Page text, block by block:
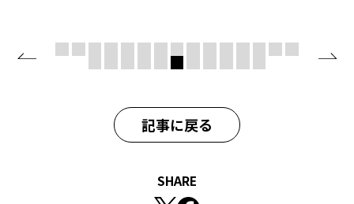
記事に戻る
SHARE